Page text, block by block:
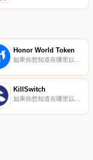
Honor World Token
KillSwitch
如果你想知道在哪里以当前价格购买KillSwitch,目前交易{KillSwitch]股票的顶级加密货币交易所是PancakeSwap（V2）。您可以在我们的加密货币交易所页面上找到其他列表.